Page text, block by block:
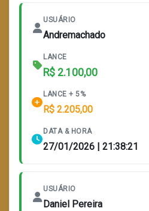
USUÁRIO
Andremachado
LANCE
R$ 2.100,00
LANCE + 5%
R$ 2.205,00
DATA & HORA
27/01/2026 | 21:38:21
USUÁRIO
Daniel Pereira